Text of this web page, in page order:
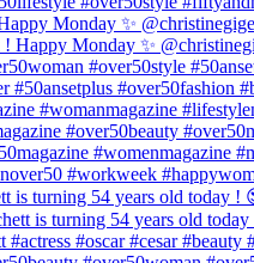
Monday ✨
is turning 54 years old today !